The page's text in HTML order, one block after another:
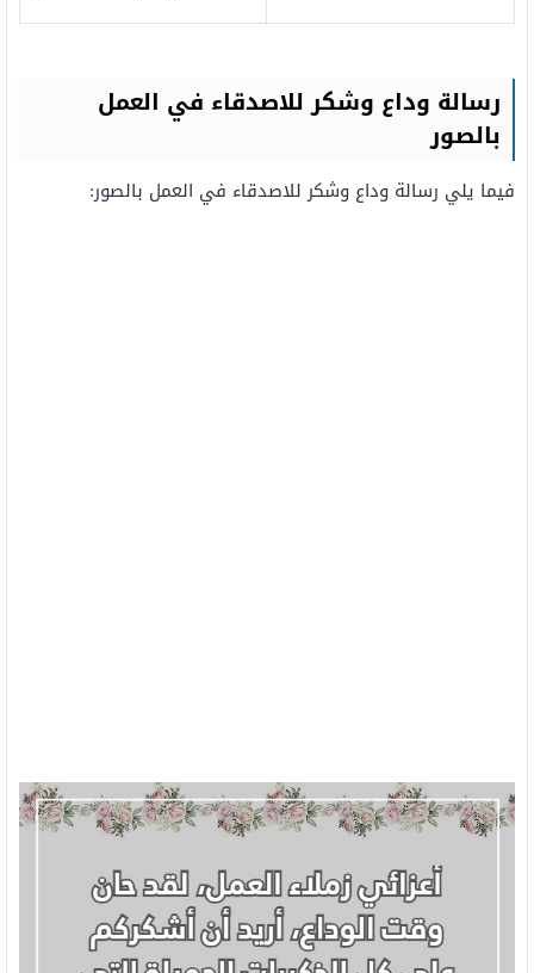
رسالة وداع وشكر للاصدقاء في العمل
بالصور
فيما يلي رسالة وداع وشكر للاصدقاء في العمل بالصور: